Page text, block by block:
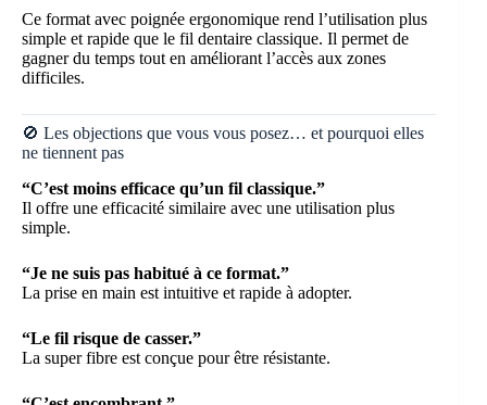
Ce format avec poignée ergonomique rend l’utilisation plus
simple et rapide que le fil dentaire classique. Il permet de
gagner du temps tout en améliorant l’accès aux zones
difficiles.
🚫 Les objections que vous vous posez… et pourquoi elles
ne tiennent pas
“C’est moins efficace qu’un fil classique.”
Il offre une efficacité similaire avec une utilisation plus
simple.
“Je ne suis pas habitué à ce format.”
La prise en main est intuitive et rapide à adopter.
“Le fil risque de casser.”
La super fibre est conçue pour être résistante.